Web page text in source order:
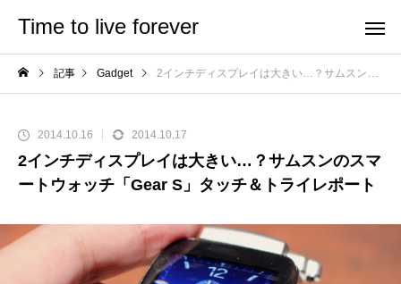
Time to live forever
記事 Gadget 2インチディスプレイは大きい…？サムスンのスマートウォッチ「Gear S」タッチ＆トライレポート
2014.10.16 2014.10.17
2インチディスプレイは大きい…？サムスンのスマ
ートウォッチ「Gear S」タッチ＆トライレポート